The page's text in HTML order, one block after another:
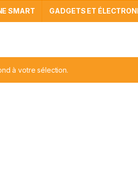
SMART GADGETS ET
à votre sélection.